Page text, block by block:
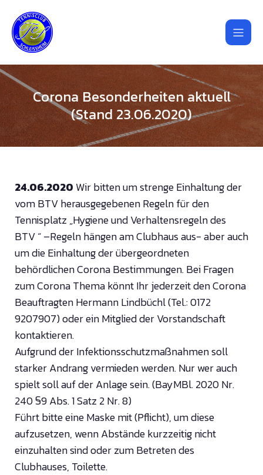
Corona Besonderheiten aktuell
(Stand 23.06.2020)
24.06.2020 Wir bitten um strenge Einhaltung der
vom BTV herausgegebenen Regeln für den
Tennisplatz „Hygiene und Verhaltensregeln des
BTV “ –Regeln hängen am Clubhaus aus- aber auch
um die Einhaltung der übergeordneten
behördlichen Corona Bestimmungen. Bei Fragen
zum Corona Thema könnt Ihr jederzeit den Corona
Beauftragten Hermann Lindbüchl (Tel.: 0172
9207907) oder ein Mitglied der Vorstandschaft
kontaktieren.
Aufgrund der Infektionsschutzmaßnahmen soll
starker Andrang vermieden werden. Nur wer auch
spielt soll auf der Anlage sein. (BayMBl. 2020 Nr.
240 §9 Abs. 1 Satz 2 Nr. 8)
Führt bitte eine Maske mit (Pflicht), um diese
aufzusetzen, wenn Abstände kurzzeitig nicht
einzuhalten sind oder zum Betreten des
Clubhauses, Toilette.